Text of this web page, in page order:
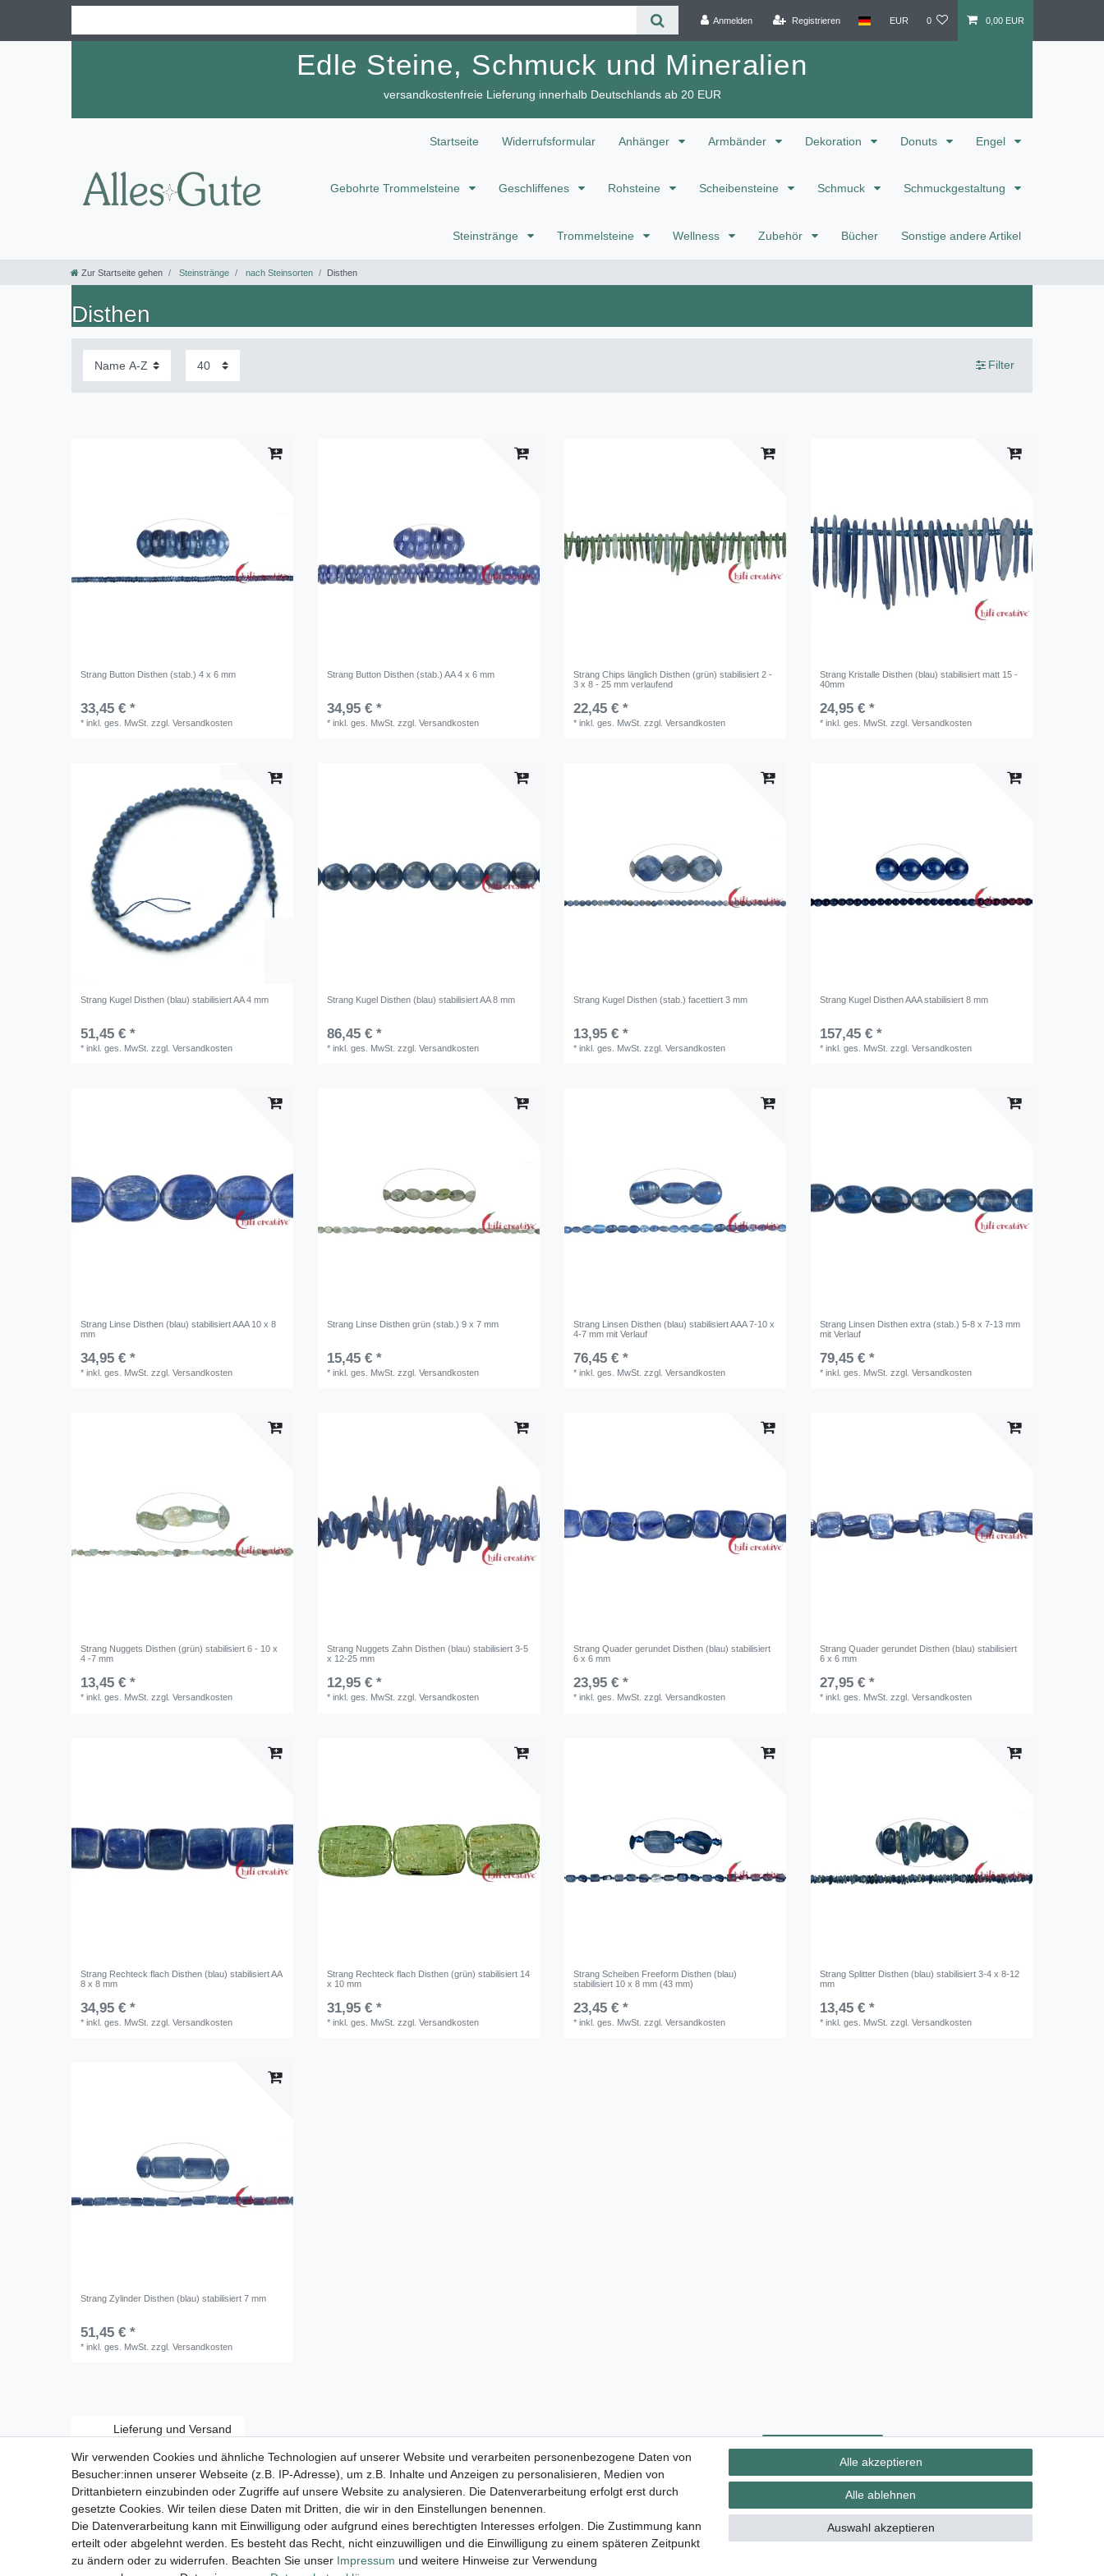
Anmelden Registrieren EUR 0 0,00 EUR
Edle Steine, Schmuck und Mineralien
versandkostenfreie Lieferung innerhalb Deutschlands ab 20 EUR
Startseite Widerrufsformular Anhänger Armbänder Dekoration Donuts Engel
Gebohrte Trommelsteine Geschliffenes Rohsteine Scheibensteine Schmuck Schmuckgestaltung
Steinstränge Trommelsteine Wellness Zubehör Bücher Sonstige andere Artikel
Zur Startseite gehen Steinstränge nach Steinsorten Disthen
Disthen
Filter
Strang Button Disthen (stab.) 4 x 6 mm
33,45 € *
*inkl. ges. MwSt. zzgl.Versandkosten
Strang Button Disthen (stab.) AA 4 x 6 mm
34,95 € *
*inkl. ges. MwSt. zzgl.Versandkosten
Strang Chips länglich Disthen (grün) stabilisiert 2 -
3 x 8 - 25 mm verlaufend
22,45 € *
*inkl. ges. MwSt. zzgl.Versandkosten
Strang Kristalle Disthen (blau) stabilisiert matt 15 -
40mm
24,95 € *
*inkl. ges. MwSt. zzgl.Versandkosten
Strang Kugel Disthen (blau) stabilisiert AA 4 mm
51,45 € *
*inkl. ges. MwSt. zzgl.Versandkosten
Strang Kugel Disthen (blau) stabilisiert AA 8 mm
86,45 € *
*inkl. ges. MwSt. zzgl.Versandkosten
Strang Kugel Disthen (stab.) facettiert 3 mm
13,95 € *
*inkl. ges. MwSt. zzgl.Versandkosten
Strang Kugel Disthen AAA stabilisiert 8 mm
157,45 € *
*inkl. ges. MwSt. zzgl.Versandkosten
Strang Linse Disthen (blau) stabilisiert AAA 10 x 8
mm
34,95 € *
*inkl. ges. MwSt. zzgl.Versandkosten
Strang Linse Disthen grün (stab.) 9 x 7 mm
15,45 € *
*inkl. ges. MwSt. zzgl.Versandkosten
Strang Linsen Disthen (blau) stabilisiert AAA 7-10 x
4-7 mm mit Verlauf
76,45 € *
*inkl. ges. MwSt. zzgl.Versandkosten
Strang Linsen Disthen extra (stab.) 5-8 x 7-13 mm
mit Verlauf
79,45 € *
*inkl. ges. MwSt. zzgl.Versandkosten
Strang Nuggets Disthen (grün) stabilisiert 6 - 10 x
4 -7 mm
13,45 € *
*inkl. ges. MwSt. zzgl.Versandkosten
Strang Nuggets Zahn Disthen (blau) stabilisiert 3-5
x 12-25 mm
12,95 € *
*inkl. ges. MwSt. zzgl.Versandkosten
Strang Quader gerundet Disthen (blau) stabilisiert
6 x 6 mm
23,95 € *
*inkl. ges. MwSt. zzgl.Versandkosten
Strang Quader gerundet Disthen (blau) stabilisiert
6 x 6 mm
27,95 € *
*inkl. ges. MwSt. zzgl.Versandkosten
Strang Rechteck flach Disthen (blau) stabilisiert AA
8 x 8 mm
34,95 € *
*inkl. ges. MwSt. zzgl.Versandkosten
Strang Rechteck flach Disthen (grün) stabilisiert 14
x 10 mm
31,95 € *
*inkl. ges. MwSt. zzgl.Versandkosten
Strang Scheiben Freeform Disthen (blau)
stabilisiert 10 x 8 mm (43 mm)
23,45 € *
*inkl. ges. MwSt. zzgl.Versandkosten
Strang Splitter Disthen (blau) stabilisiert 3-4 x 8-12
mm
13,45 € *
*inkl. ges. MwSt. zzgl.Versandkosten
Strang Zylinder Disthen (blau) stabilisiert 7 mm
51,45 € *
*inkl. ges. MwSt. zzgl.Versandkosten
Lieferung und Versand
Widerrufs­recht Vertrag widerrufen Kontakt
Zahlungsarten:
Wir verwenden Cookies und ähnliche Technologien auf unserer Website und verarbeiten personenbezogene Daten von
Besucher:innen unserer Webseite (z.B. IP-Adresse), um z.B. Inhalte und Anzeigen zu personalisieren, Medien von
Drittanbietern einzubinden oder Zugriffe auf unsere Website zu analysieren. Die Datenverarbeitung erfolgt erst durch
gesetzte Cookies. Wir teilen diese Daten mit Dritten, die wir in den Einstellungen benennen.
Die Datenverarbeitung kann mit Einwilligung oder aufgrund eines berechtigten Interesses erfolgen. Die Zustimmung kann
erteilt oder abgelehnt werden. Es besteht das Recht, nicht einzuwilligen und die Einwilligung zu einem späteren Zeitpunkt
zu ändern oder zu widerrufen. Beachten Sie unser Impressum und weitere Hinweise zur Verwendung
Alle akzeptieren
Alle ablehnen
Auswahl akzeptieren